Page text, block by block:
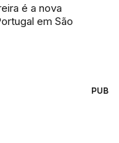
é a nova
em São
PUB